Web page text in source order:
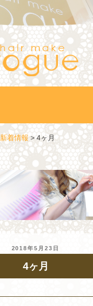
新着情報>4ヶ月
投
2018年5月23日
4ヶ月